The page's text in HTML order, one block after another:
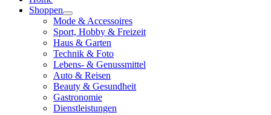
Shoppen
Mode & Accessoires
Sport, Hobby & Freizeit
Haus & Garten
Technik & Foto
Lebens- & Genussmittel
Auto & Reisen
Beauty & Gesundheit
Gastronomie
Dienstleistungen